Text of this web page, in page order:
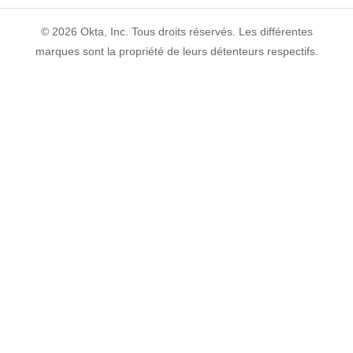
© 2026 Okta, Inc. Tous droits réservés. Les différentes
marques sont la propriété de leurs détenteurs respectifs.